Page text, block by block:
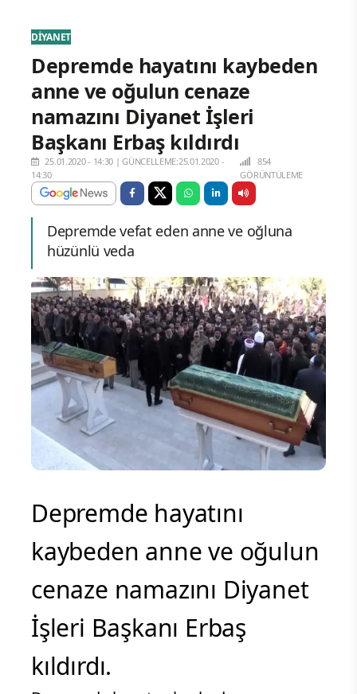
DİYANET
Depremde hayatını kaybeden
anne ve oğulun cenaze
namazını Diyanet İşleri
Başkanı Erbaş kıldırdı
25.01.2020 - 14:30 |GÜNCELLEME:25.01.2020 -
14:30
854
GÖRÜNTÜLEME
Depremde vefat eden anne ve oğluna
hüzünlü veda
Depremde hayatını
kaybeden anne ve oğulun
cenaze namazını Diyanet
İşleri Başkanı Erbaş
kıldırdı.